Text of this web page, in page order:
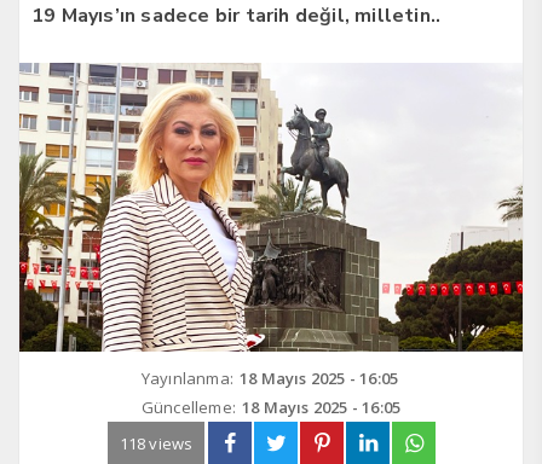
19 Mayıs’ın sadece bir tarih değil, milletin..
Yayınlanma: 18 Mayıs 2025 - 16:05
Güncelleme: 18 Mayıs 2025 - 16:05
118 views